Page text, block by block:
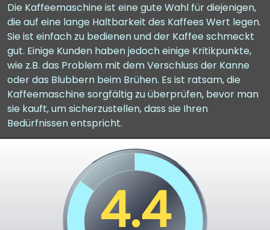
Die Kaffeemaschine ist eine gute Wahl für diejenigen,
die auf eine lange Haltbarkeit des Kaffees Wert legen.
Sie ist einfach zu bedienen und der Kaffee schmeckt
gut. Einige Kunden haben jedoch einige Kritikpunkte,
wie z.B. das Problem mit dem Verschluss der Kanne
oder das Blubbern beim Brühen. Es ist ratsam, die
Kaffeemaschine sorgfältig zu überprüfen, bevor man
sie kauft, um sicherzustellen, dass sie Ihren
Bedürfnissen entspricht.